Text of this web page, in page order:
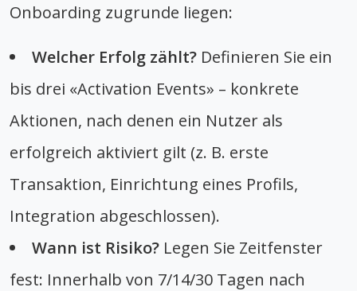
Onboarding zugrunde liegen:
Welcher Erfolg zählt? Definieren Sie ein
bis drei «Activation Events» – konkrete
Aktionen, nach denen ein Nutzer als
erfolgreich aktiviert gilt (z. B. erste
Transaktion, Einrichtung eines Profils,
Integration abgeschlossen).
Wann ist Risiko? Legen Sie Zeitfenster
fest: Innerhalb von 7/14/30 Tagen nach